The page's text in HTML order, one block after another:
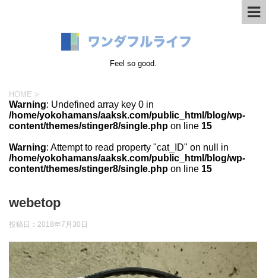
Feel so good.
HOME >
Warning: Undefined array key 0 in
/home/yokohamans/aaksk.com/public_html/blog/wp-
content/themes/stinger8/single.php on line 15
Warning: Attempt to read property "cat_ID" on null in
/home/yokohamans/aaksk.com/public_html/blog/wp-
content/themes/stinger8/single.php on line 15
webetop
投稿日： 2018年7月30日